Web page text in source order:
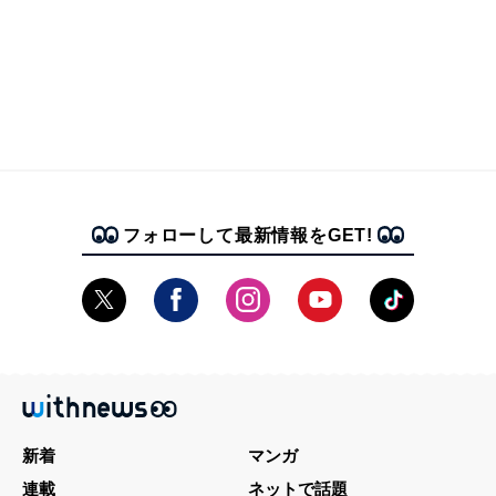
フォローして最新情報をGET!
新着
マンガ
連載
ネットで話題